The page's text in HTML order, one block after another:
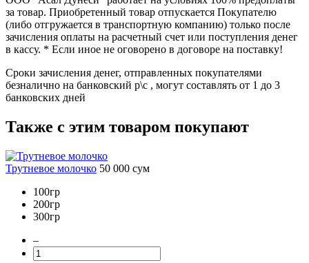
за товар. Приобретенный товар отпускается Покупателю
(либо отгружается в транспортную компанию) только после
зачисления оплаты на расчетный счет или поступления денег
в кассу. * Если иное не оговорено в договоре на поставку!
Сроки зачисления денег, отправленных покупателями
безналично на банковский р\с , могут составлять от 1 до 3
банковских дней
Также с этим товаром покупают
Трутневое молочко 50 000 сум
100гр
200гр
300гр
–